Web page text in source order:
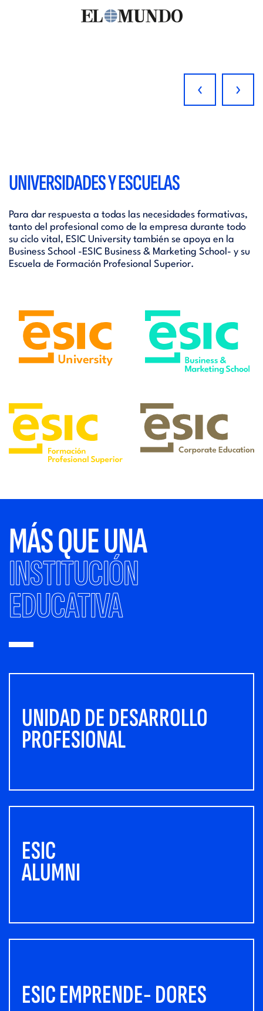
‹ ›
UNIVERSIDADES Y ESCUELAS
Para dar respuesta a todas las necesidades formativas,
tanto del profesional como de la empresa durante todo
su ciclo vital, ESIC University también se apoya en la
Business School -ESIC Business & Marketing School- y su
Escuela de Formación Profesional Superior.
MÁS QUE UNA
INSTITUCIÓN
EDUCATIVA
UNIDAD DE DESARROLLO
PROFESIONAL
ESIC
ALUMNI
ESIC EMPRENDE- DORES